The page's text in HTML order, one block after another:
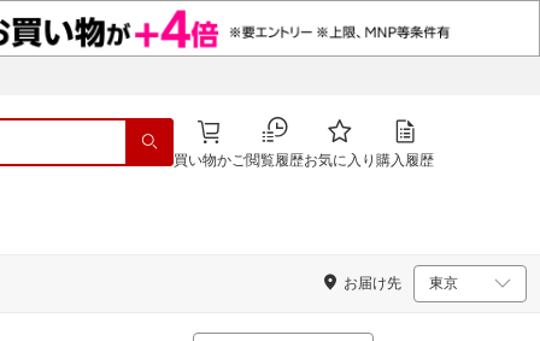
買い物かご閲覧履歴お気に入り 購入履歴
お届け先